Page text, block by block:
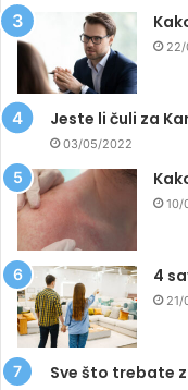
Jeste li čuli za
03/05/2022
10/
4
21/
Sve što trebate